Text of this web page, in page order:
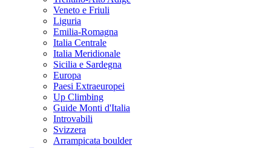
Veneto e Friuli
Liguria
Emilia-Romagna
Italia Centrale
Italia Meridionale
Sicilia e Sardegna
Europa
Paesi Extraeuropei
Up Climbing
Guide Monti d'Italia
Introvabili
Svizzera
Arrampicata boulder